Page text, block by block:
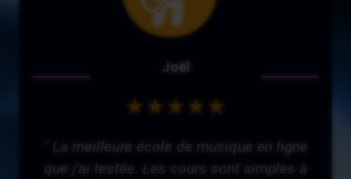
Joël
★★★★★
" La meilleure école de musique en ligne
que j’ai testée. Les cours sont simples à